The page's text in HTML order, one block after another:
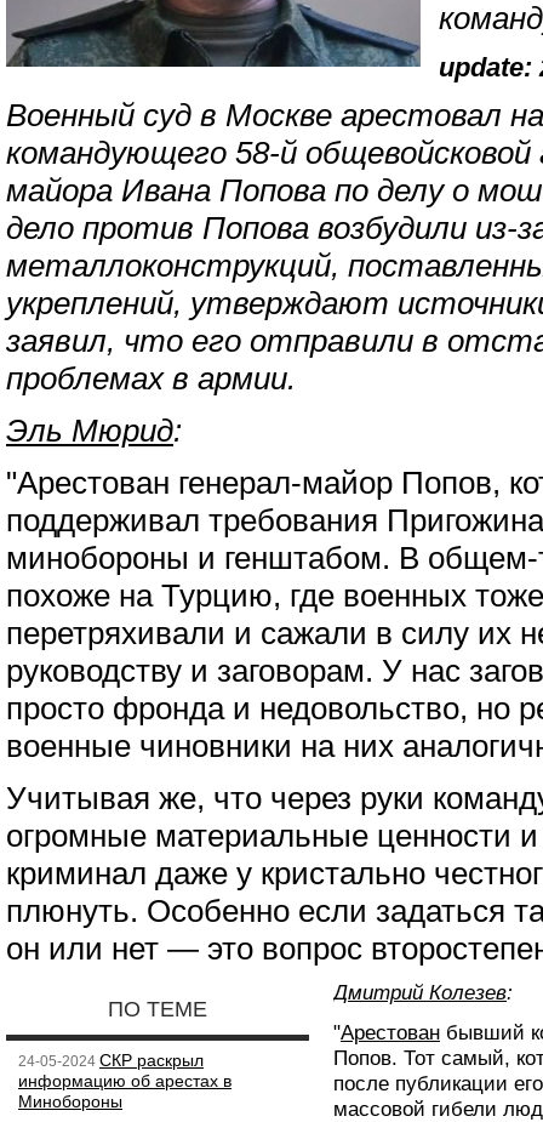
update:
Военный суд в Москве арестовал
командующего 58-й общевойсковой
майора Ивана Попова по делу о
дело против Попова возбудили из-
металлоконструкций,
укреплений, утверждают
заявил, что его отправили в
проблемах в армии.
Эль Мюрид:
"Арестован генерал-майор Попов,
поддерживал требования
минобороны и генштабом. В общем-
похоже на Турцию, где военных
перетряхивали и сажали в силу их
руководству и заговорам. У нас
просто фронда и недовольство, но
военные чиновники на них
Учитывая же, что через руки
огромные материальные ценности и
криминал даже у кристально
плюнуть. Особенно если задаться
он или нет — это вопрос
ПО ТЕМЕ
24-05-2024 СКР раскрыл
информацию об арестах в
Минобороны
Дмитрий Колезев:
"Арестован бывший
Попов. Тот самый,
после публикации
массовой гибели